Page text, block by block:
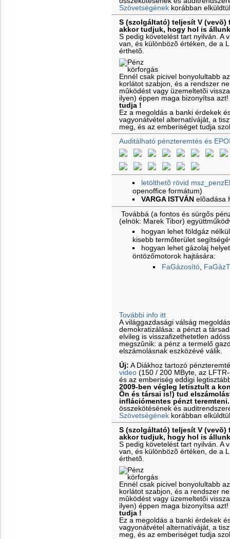
Szövetségének korábban
S (szolgáltató) teljesít V (vevõ)
akkor tudjuk, hogy hol is állunk
S pedig követelést tart nyilván. A
van, és különbözõ értéken, de a
érthetõ.
Ennél csak picivel bonyolultabb
korlátot szabjon, és a rendszer
mûködést vagy üzemeltetõi
ilyen) éppen maga bizonyítsa azt!
tudja !
Ez a megoldás a banki érdekek
vagyonátvétel alternatíváját, a
meg, és az emberiséget tudja
Auditálható pénzteremtés és
letölthetõ rövid
openoffice formátum)
VARGA ISTVÁN elõadása
Továbbá (a fontos és sürgős
(elnök: Marek Tibor)
hogyan lehet földgáz
kisebb termőterület
hogyan lehet gázolaj
öntözőmotorok hajtására:
FaGázosító
További info itt
A világgazdasági válság
demokratizálása: a pénzt a
elvileg is visszafizethetetlen
megszûnik: a pénz a termelő
elszámolásnak eszközévé válik.
Új: A Diákhoz tartozó
video (150 / 200 MByte, az
és az emberiség eddigi
2009-ben végleg letisztult a
Ön és társai is!) tud
inflációmentes pénzt teremteni.
összekötésének és
Szövetségének korábban
S (szolgáltató) teljesít V (vevõ)
akkor tudjuk, hogy hol is állunk
S pedig követelést tart nyilván. A
van, és különbözõ értéken, de a
érthetõ.
Ennél csak picivel bonyolultabb
korlátot szabjon, és a rendszer
mûködést vagy üzemeltetõi
ilyen) éppen maga bizonyítsa azt!
tudja !
Ez a megoldás a banki érdekek
vagyonátvétel alternatíváját, a
meg, és az emberiséget tudja